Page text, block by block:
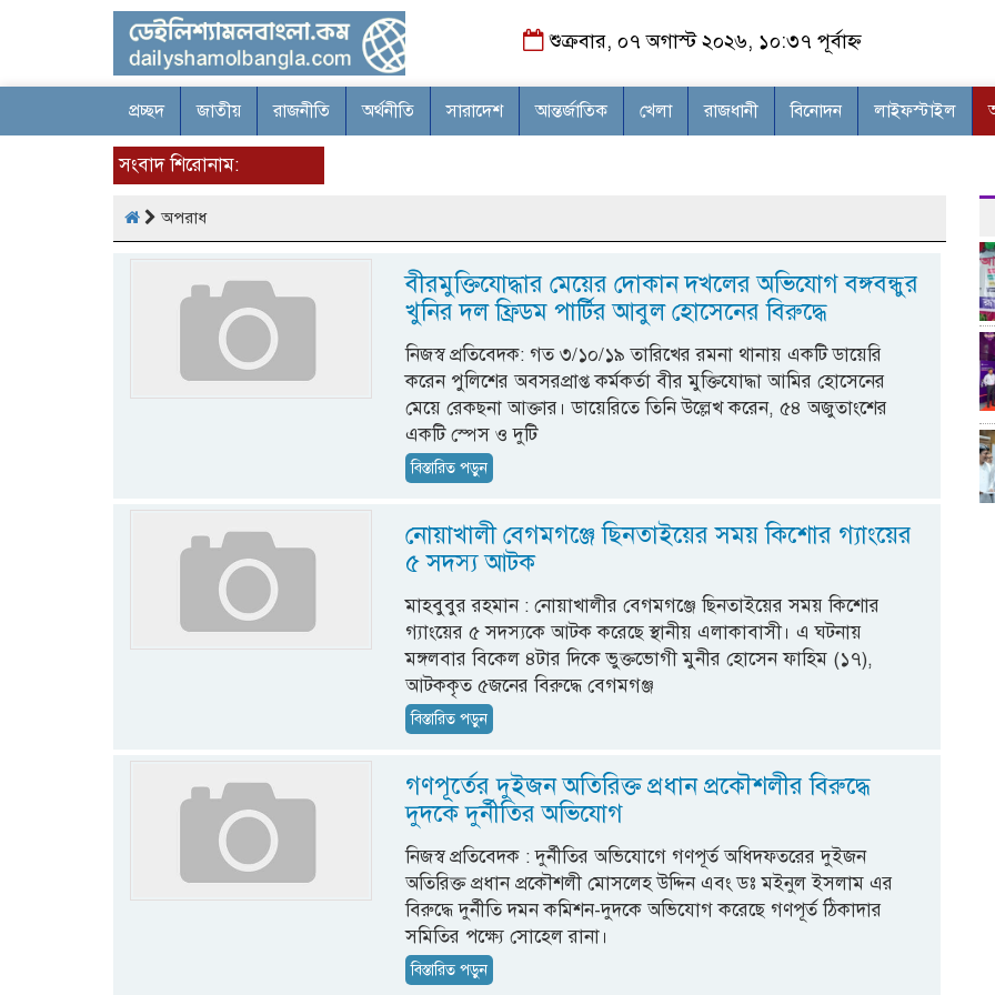
শুক্রবার, ০৭ অগাস্ট ২০২৬, ১০:৩৭ পূর্বাহ্ন
প্রচ্ছদ জাতীয় রাজনীতি অর্থনীতি সারাদেশ আন্তর্জাতিক খেলা রাজধানী বিনোদন লাইফস্টাইল
সংবাদ শিরোনাম:
অপরাধ
বীরমুক্তিযোদ্ধার মেয়ের দোকান দখলের অভিযোগ বঙ্গবন্ধুর
খুনির দল ফ্রিডম পার্টির আবুল হোসেনের বিরুদ্ধে
নিজস্ব প্রতিবেদক: গত ৩/১০/১৯ তারিখের রমনা থানায় একটি ডায়েরি
করেন পুলিশের অবসরপ্রাপ্ত কর্মকর্তা বীর মুক্তিযোদ্ধা আমির হোসেনের
মেয়ে রেকছনা আক্তার। ডায়েরিতে তিনি উল্লেখ করেন, ৫৪ অজুতাংশের
একটি স্পেস ও দুটি
বিস্তারিত পড়ুন
নোয়াখালী বেগমগঞ্জে ছিনতাইয়ের সময় কিশোর গ্যাংয়ের
৫ সদস্য আটক
মাহবুবুর রহমান : নোয়াখালীর বেগমগঞ্জে ছিনতাইয়ের সময় কিশোর
গ্যাংয়ের ৫ সদস্যকে আটক করেছে স্থানীয় এলাকাবাসী। এ ঘটনায়
মঙ্গলবার বিকেল ৪টার দিকে ভুক্তভোগী মুনীর হোসেন ফাহিম (১৭),
আটককৃত ৫জনের বিরুদ্ধে বেগমগঞ্জ
বিস্তারিত পড়ুন
গণপূর্তের দুইজন অতিরিক্ত প্রধান প্রকৌশলীর বিরুদ্ধে
দুদকে দুর্নীতির অভিযোগ
নিজস্ব প্রতিবেদক : দুর্নীতির অভিযোগে গণপূর্ত অধিদফতরের দুইজন
অতিরিক্ত প্রধান প্রকৌশলী মোসলেহ উদ্দিন এবং ডঃ মইনুল ইসলাম এর
বিরুদ্ধে দুর্নীতি দমন কমিশন-দুদকে অভিযোগ করেছে গণপূর্ত ঠিকাদার
সমিতির পক্ষ্যে সোহেল রানা।
বিস্তারিত পড়ুন